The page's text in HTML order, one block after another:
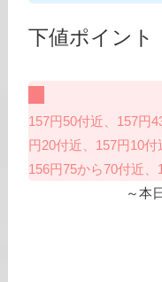
下値ポイント
157円50付近、157円
円20付近、157円10付
156円75から70付近、
～本